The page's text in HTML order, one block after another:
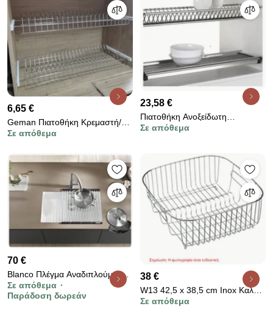
6,65 €
Geman Πιατοθήκη Κρεμαστή/
καθιστή Νίκελ Για Κ700mm
Σε απόθεμα
23,58 €
Πιατοθήκη Ανοξείδωτη
Κρεμαστή Με Ρεγουλατόρο Και
Σε απόθεμα
70 €
Blanco Πλέγμα Αναδιπλούμενο
Inox 46Χ42,5 cm
Σε απόθεμα
Παράδοση δωρεάν
38 €
W13 42,5 x 38,5 cm Inox Καλάθι
/ Πιατοθήκη Νεροχύτη
Σε απόθεμα